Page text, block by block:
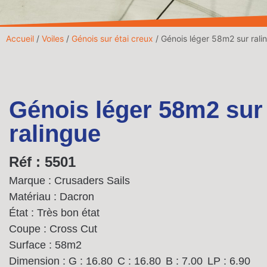
Accueil / Voiles / Génois sur étai creux / Génois léger 58m2 sur
Génois léger 58m2 sur
ralingue
Réf : 5501
Marque : Crusaders Sails
Matériau : Dacron
État : Très bon état
Coupe : Cross Cut
Surface : 58m2
Dimension : G : 16.80 C : 16.80 B : 7.00 LP : 6.90